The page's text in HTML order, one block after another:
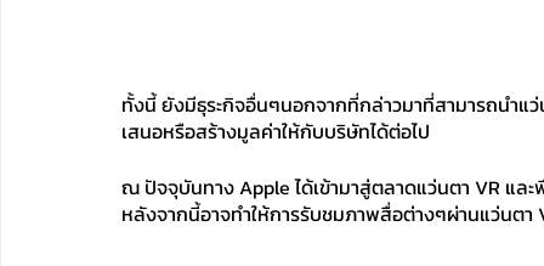
ทั้งนี้ ยังมีธุระกิจอื่นๆนอกจากที่กล่าวมาที่สามารถนำแว่
เสนอหรือสร้างมูลค่าให้กับบริษัทได้ต่อไป
ณ ปัจจุบันทาง Apple ได้เข้ามาสู่ตลาดแว่นตา VR แล
หลังจากนี้อาจทำให้การรับชมภาพสื่อต่างๆผ่านแว่นตา